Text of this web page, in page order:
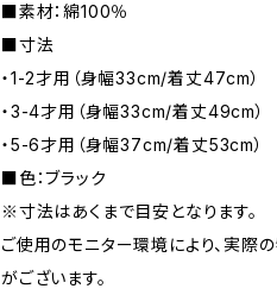
■素材：綿100％
■寸法
・1-2才用（身幅33cm/着丈47cm）
・3-4才用（身幅33cm/着丈49cm）
・5-6才用（身幅37cm/着丈53cm）
■色：ブラック
※寸法はあくまで目安となります。
ご使用のモニター環境により、実際
がございます。